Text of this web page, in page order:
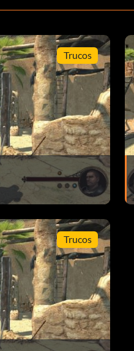
Trucos
Trucos